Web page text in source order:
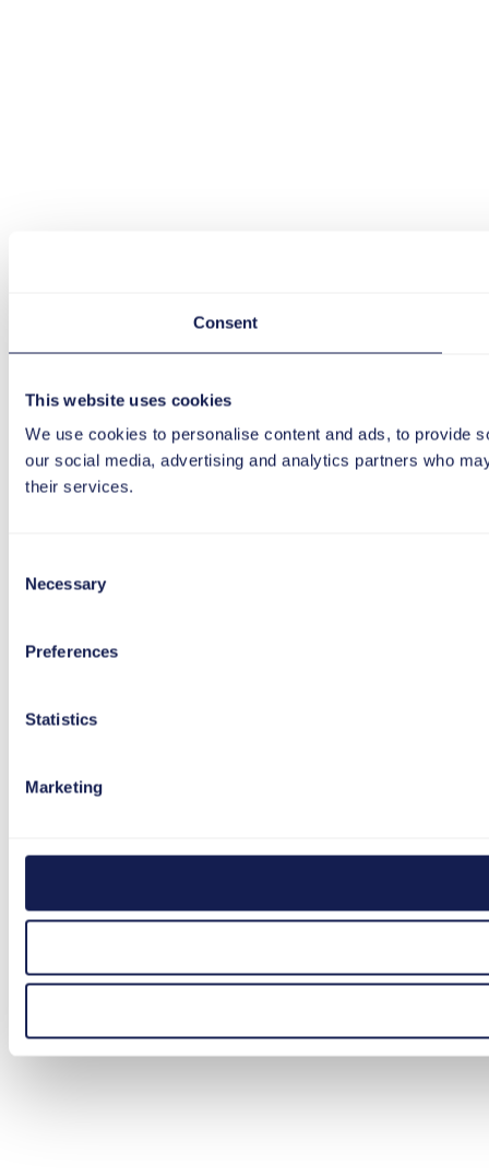
Consent
This website uses cookies
We use cookies to personalise content and ads, to provide
our social media, advertising and analytics partners who
their services.
Selection
Necessary
Preferences
Statistics
Marketing